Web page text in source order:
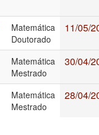
Matemática
Doutorado
11/05/
Matemática
Mestrado
30/04/
Matemática
Mestrado
28/04/